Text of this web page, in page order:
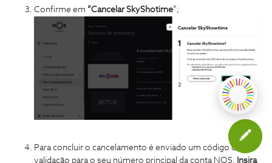
Confirme em “Cancelar SkyShotime”;
Para concluir o cancelamento é enviado um código de
validação para o seu número principal da conta NOS. Insira